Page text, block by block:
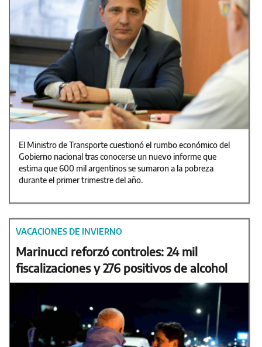
El Ministro de Transporte cuestionó el rumbo económico del
Gobierno nacional tras conocerse un nuevo informe que
estima que 600 mil argentinos se sumaron a la pobreza
durante el primer trimestre del año.
VACACIONES DE INVIERNO
Marinucci reforzó controles: 24 mil
fiscalizaciones y 276 positivos de alcohol